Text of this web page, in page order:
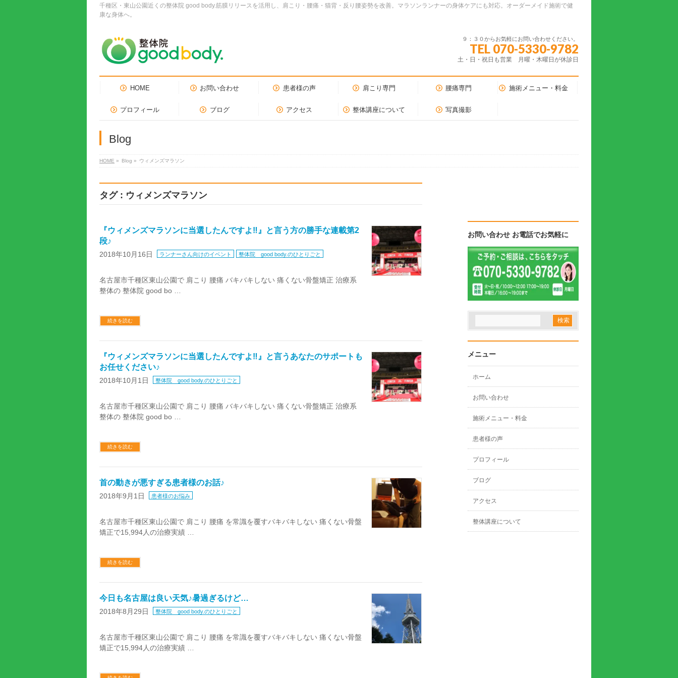
千種区・東山公園近くの整体院 good body.筋膜リリースを活用し、肩こり・腰痛・猫背・反り腰姿勢を改善。マラソンランナーの身体ケアにも対応。オーダーメイド施術で健
康な身体へ。
９：３０からお気軽にお問い合わせください。
TEL 070-5330-9782
土・日・祝日も営業 月曜・木曜日が休診日
HOME お問い合わせ 患者様の声 肩こり専門 腰痛専門 施術メニュー・料金
プロフィール ブログ アクセス 整体講座について 写真撮影
Blog
HOME » Blog » ウィメンズマラソン
タグ : ウィメンズマラソン
『ウィメンズマラソンに当選したんですよ‼︎』と言う方の勝手な連載第2
段♪
2018年10月16日 ランナーさん向けのイベント 整体院 good body.のひとりごと
名古屋市千種区東山公園で 肩こり 腰痛 バキバキしない 痛くない骨盤矯正 治療系
整体の 整体院 good bo …
続きを読む
『ウィメンズマラソンに当選したんですよ‼︎』と言うあなたのサポートも
お任せください♪
2018年10月1日 整体院 good body.のひとりごと
名古屋市千種区東山公園で 肩こり 腰痛 バキバキしない 痛くない骨盤矯正 治療系
整体の 整体院 good bo …
続きを読む
首の動きが悪すぎる患者様のお話♪
2018年9月1日 患者様のお悩み
名古屋市千種区東山公園で 肩こり 腰痛 を常識を覆すバキバキしない 痛くない骨盤
矯正で15,994人の治療実績 …
続きを読む
今日も名古屋は良い天気♪暑過ぎるけど…
2018年8月29日 整体院 good body.のひとりごと
名古屋市千種区東山公園で 肩こり 腰痛 を常識を覆すバキバキしない 痛くない骨盤
矯正で15,994人の治療実績 …
お問い合わせ お電話でお気軽に
メニュー
ホーム
お問い合わせ
施術メニュー・料金
患者様の声
プロフィール
ブログ
アクセス
整体講座について